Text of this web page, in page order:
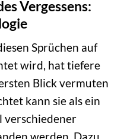
Vergessens:
Sprüchen auf
wird, hat tiefere
Blick vermuten
kann sie als ein
verschiedener